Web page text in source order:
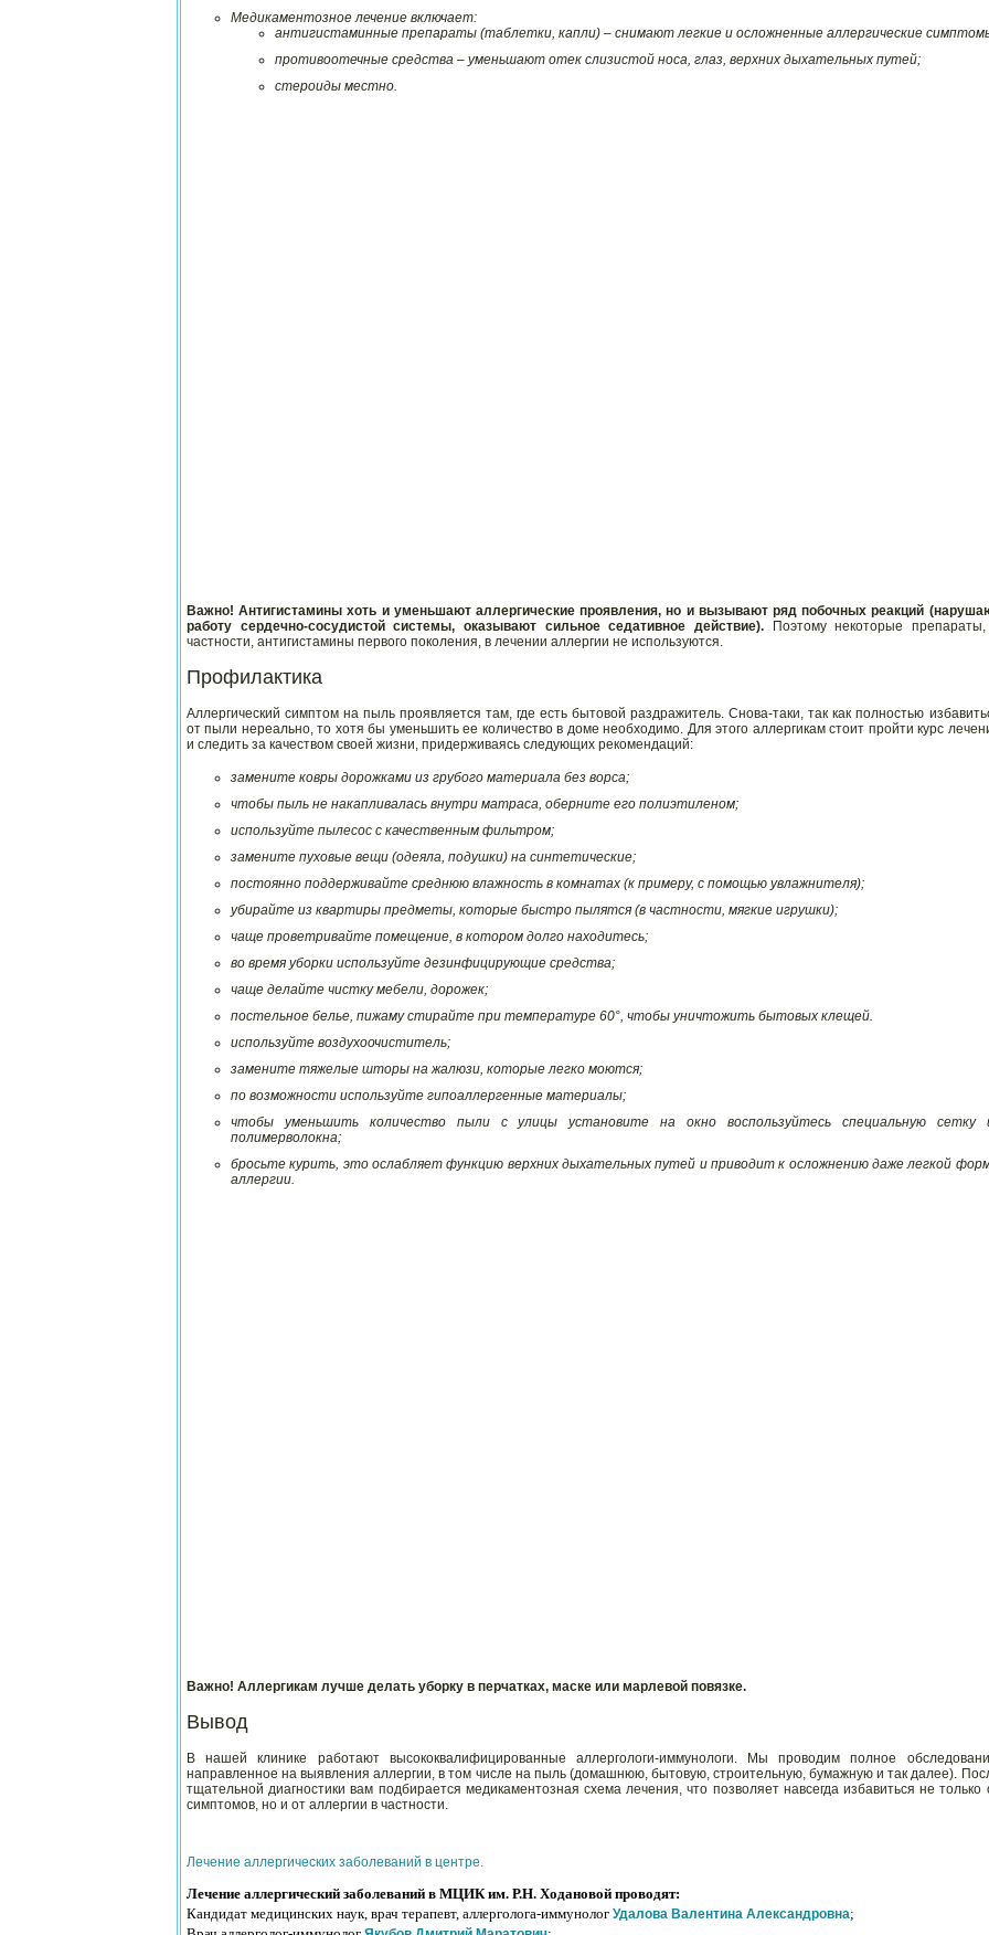
Медикаментозное лечение включает:
антигистаминные препараты (таблетки, капли) – снимают легкие и осложненные аллергические
противоотечные средства – уменьшают отек слизистой носа, глаз, верхних дыхательных путей;
стероиды местно.
Важно! Антигистамины хоть и уменьшают аллергические проявления, но и вызывают ряд побочных реакций
работу сердечно-сосудистой системы, оказывают сильное седативное действие).Поэтому некоторые
частности, антигистамины первого поколения, в лечении аллергии не используются.
Профилактика
Аллергический симптом на пыль проявляется там, где есть бытовой раздражитель. Снова-таки, так как полностью
от пыли нереально, то хотя бы уменьшить ее количество в доме необходимо. Для этого аллергикам стоит пройти курс
и следить за качеством своей жизни, придерживаясь следующих рекомендаций:
замените ковры дорожками из грубого материала без ворса;
чтобы пыль не накапливалась внутри матраса, оберните его полиэтиленом;
используйте пылесос с качественным фильтром;
замените пуховые вещи (одеяла, подушки) на синтетические;
постоянно поддерживайте среднюю влажность в комнатах (к примеру, с помощью увлажнителя);
убирайте из квартиры предметы, которые быстро пылятся (в частности, мягкие игрушки);
чаще проветривайте помещение, в котором долго находитесь;
во время уборки используйте дезинфицирующие средства;
чаще делайте чистку мебели, дорожек;
постельное белье, пижаму стирайте при температуре 60°, чтобы уничтожить бытовых клещей.
используйте воздухоочиститель;
замените тяжелые шторы на жалюзи, которые легко моются;
по возможности используйте гипоаллергенные материалы;
чтобы уменьшить количество пыли с улицы установите на окно воспользуйтесь специальную сетку
полимерволокна;
бросьте курить, это ослабляет функцию верхних дыхательных путей и приводит к осложнению даже легкой
аллергии.
Важно! Аллергикам лучше делать уборку в перчатках, маске или марлевой повязке.
Вывод
В нашей клинике работают высококвалифицированные аллергологи-иммунологи. Мы проводим полное
направленное на выявления аллергии, в том числе на пыль (домашнюю, бытовую, строительную, бумажную и так далее).
тщательной диагностики вам подбирается медикаментозная схема лечения, что позволяет навсегда избавиться не только
симптомов, но и от аллергии в частности.
Лечение аллергических заболеваний в центре.
Лечение аллергический заболеваний в МЦИК им. Р.Н. Ходановой проводят:
Кандидат медицинских наук, врач терапевт, аллерголога-иммунолог Удалова Валентина Александровна;